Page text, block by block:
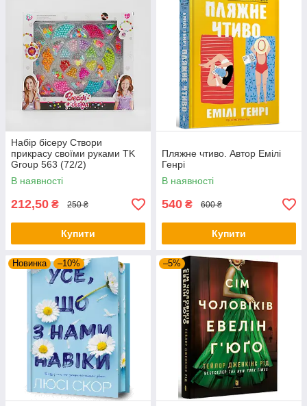
Набір бісеру Створи
прикрасу своїми руками TK
Group 563 (72/2)
В наявності
212,50 ₴ 250 ₴
Купити
Пляжне чтиво. Автор Емілі
Генрі
В наявності
540 ₴ 600 ₴
Купити
Новинка –10% –5%